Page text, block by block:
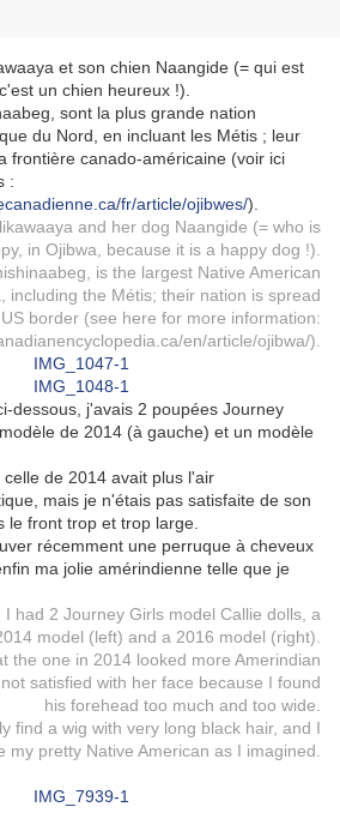
et son chien Naangide (= qui est
un chien heureux !).
sont la plus grande nation
du Nord, en incluant les Métis ; leur
frontière canado-américaine (voir ici
:
fr/article/ojibwes/).
and her dog Naangide (= who is
in Ojibwa, because it is a happy dog !).
is the largest Native American
including the Métis; their nation is spread
border (see here for more information:
en/article/ojibwa/).
dessous, j'avais 2 poupées Journey
de 2014 (à gauche) et un modèle
de 2014 avait plus l'air
mais je n'étais pas satisfaite de son
le front trop et trop large.
récemment une perruque à cheveux
ma jolie amérindienne telle que je
had 2 Journey Girls model Callie dolls, a
model (left) and a 2016 model (right).
the one in 2014 looked more Amerindian
satisfied with her face because I found
his forehead too much and too wide.
find a wig with very long black hair, and I
my pretty Native American as I imagined.